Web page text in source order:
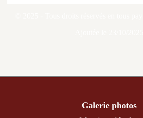
Galerie photos